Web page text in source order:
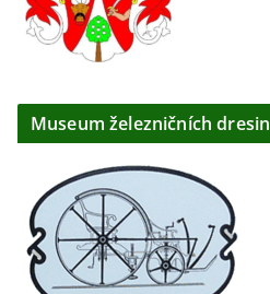
Museum železničních dresin